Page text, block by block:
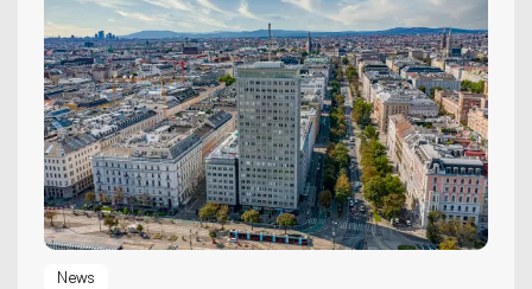
Aktienportfolios. Die Frage für professionelle
Anleger ist nicht mehr, ob sie in Europa
investieren sollen, sondern wie sie dies tun.
News